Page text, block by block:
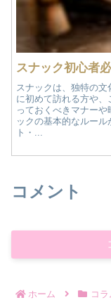
スナックは、独特の
に初めて訪れる方や
っておくべきマナー
ックの基本的なルー
ト・...
コメント
ホーム コラ